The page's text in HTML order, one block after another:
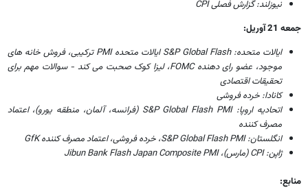
نیوزلند: گزارش فصلی CPI
جمعه 21 آوریل:
ایالات متحده: S&P Global Flash ایالات متحده PMI ترکیبی، فروش خانه های
موجود، عضو رای دهنده FOMC، لیزا کوک صحبت می کند - سوالات مهم برای
تحقیقات اقتصادی
کانادا: خرده فروشی
اتحادیه اروپا: S&P Global Flash PMI (فرانسه، آلمان، منطقه یورو)، اعتماد
مصرف کننده
انگلستان: S&P Global Flash PMI، خرده فروشی، اعتماد مصرف کننده GfK
ژاپن: CPI (مارس)، Jibun Bank Flash Japan Composite PMI
منابع: